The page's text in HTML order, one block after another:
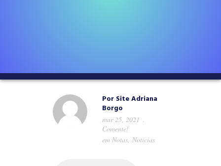
Por Site Adriana
Borgo
mar 25, 2021
Comente!
em Notas, Notícias